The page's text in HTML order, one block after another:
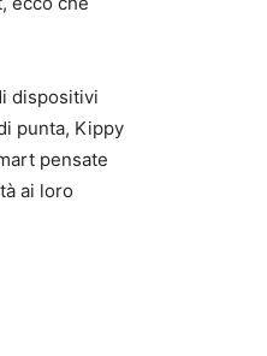
dispositivi
punta, Kippy
pensate
ai loro